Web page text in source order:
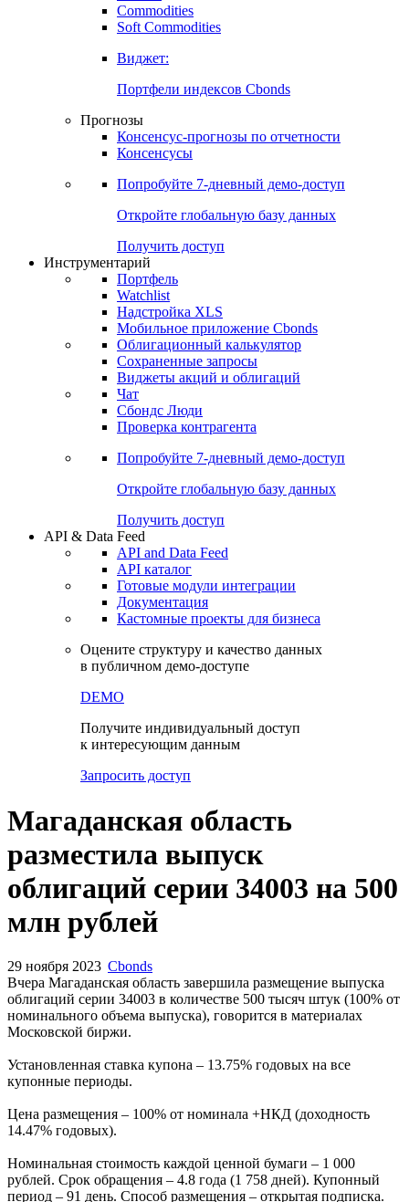
Commodities
Золото
Бензин
Soft Commodities
Виджет:
Портфели индексов Cbonds
Прогнозы
Консенсусы
Попробуйте7-дневный
Откройте глобальную базу данных
Получить доступ
Инструментарий
Портфель
Watchlist
Надстройка XLS
Мобильное приложение Cbonds
Облигационный калькулятор
Сохраненные запросы
Чат
Проверка контрагента
Попробуйте7-дневный
Откройте глобальную базу данных
Получить доступ
API & Data Feed
API and Data Feed
Готовые модули интеграции
Документация
в публичном демо-доступе
к интересующим данным
Запросить доступ
Магаданская область
разместила выпуск
млн рублей
29 ноября 2023 Cbonds
облигаций серии 34003 в количестве 500 тысяч штук (100% от
номинального объема выпуска), говорится в материалах
Установленная ставка купона – 13.75% годовых на все
Цена размещения – 100% от номинала +НКД (доходность
14.47% годовых).